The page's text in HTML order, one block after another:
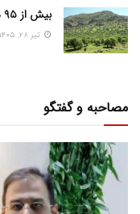
بیش از ۹۵ درصد آتش سوزی‌ها عامل انسانی دارد
تیر ۲۸, ۱۴۰۵
مصاحبه و گفتگو